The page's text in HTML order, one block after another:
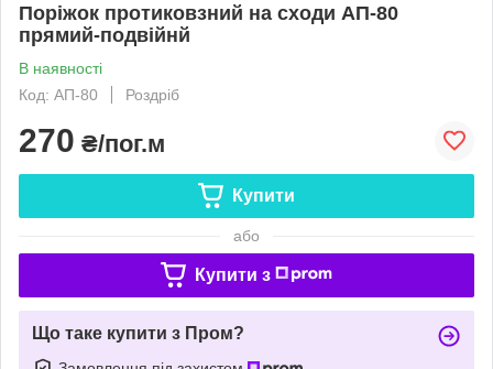
Поріжок протиковзний на сходи АП-80
прямий-подвійнй
В наявності
Код: АП-80
Роздріб
270 ₴/пог.м
Купити
або
Купити з
Що таке купити з Пром?